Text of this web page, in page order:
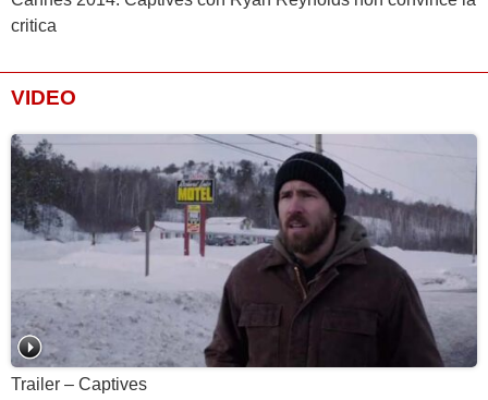
critica
VIDEO
Trailer – Captives